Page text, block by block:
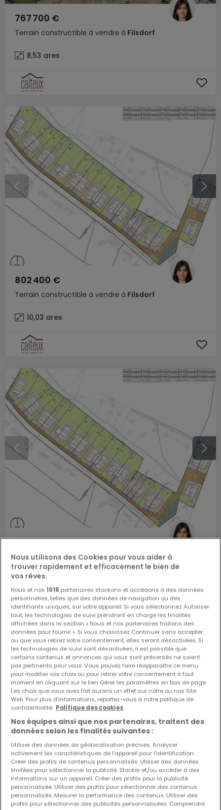
Terrain constructible à vendre à Filsdorf
767 700 €
8,53 ares
Terrain constructible à vendre à Filsdorf
802 400 €
10,03 ares
Lotissement « FILSDORF 2007 LN » à vendre à Filsdorf
De767 700 €à1 251 000 €
De 0 à 212
Terrain constructible
-
- m²
767 700 €
Terrain constructible
-
- m² 802 400 €
Nous utilisons des Cookies pour vous aider à
trouver rapidement et efficacement le bien de
vos rêves.
Nous et nos 1015 partenaires stockons et accédons à des données
personnelles, telles que des données de navigation ou des
identifiants uniques, sur votre appareil. Si vous sélectionnez Autoriser
tout, les technologies de suivi prendront en charge les finalités
affichées dans la section « Nous et nos partenaires traitons des
données pour fournir ». Si vous choisissez Continuer sans accepter
ou que vous retirez votre consentement, elles seront désactivées. Si
les technologies de suivi sont désactivées, il est possible que
certains contenus et annonces qui vous sont présentés ne soient
pas pertinents pour vous. Vous pouvez faire réapparaître ce menu
pour modifier vos choix ou pour retirer votre consentement à tout
moment en cliquant sur le lien Gérer les paramètres en bas de page.
Les choix que vous avez fait aurons un effet sur notre ou nos Site
Web. Pour plus d’informations, reportez-vous à notre politique de
confidentialité. Politique des cookies
Nos équipes ainsi que nos partenaires, traitent des
données selon les finalités suivantes :
Utiliser des données de géolocalisation précises. Analyser
activement les caractéristiques de l’appareil pour l’identification.
Créer des profils de contenus personnalisés. Utiliser des données
limitées pour sélectionner la publicité. Stocker et/ou accéder à des
informations sur un appareil. Créer des profils pour la publicité
personnalisée. Utiliser des profils pour sélectionner des contenus
personnalisés. Mesurer la performance des contenus. Utiliser des
profils pour sélectionner des publicités personnalisées. Comprendre